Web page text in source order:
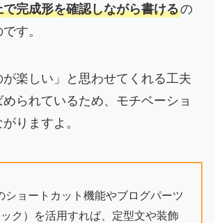
完成形を確認しながら書けるの
す。
が楽しい」と思わせてくれる工夫
られているため、モチベーショ
りますよ。
ショートカット機能やブログパーツ
ック）を活用すれば、定型文や装飾